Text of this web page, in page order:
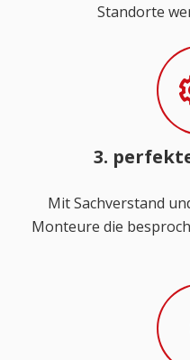
Standorte
3.
Mit Sachverstand
Monteure die